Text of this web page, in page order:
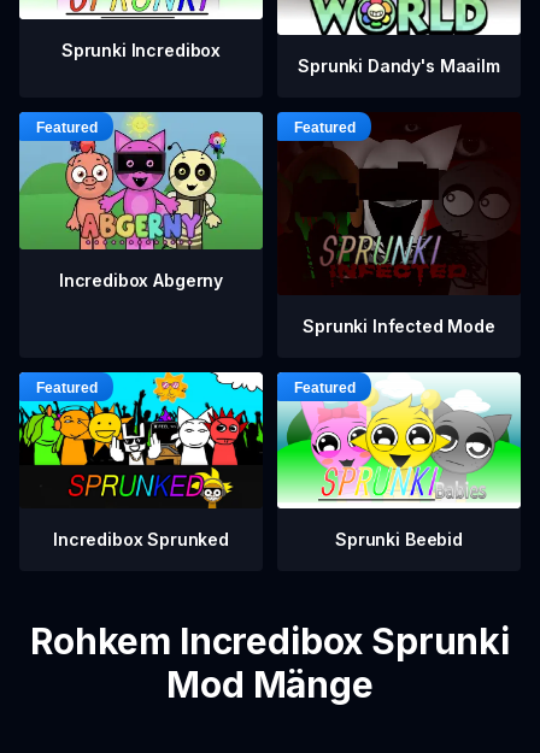
Sprunki Incredibox
Sprunki Dandy's Maailm
Incredibox Abgerny
Sprunki Infected Mode
Incredibox Sprunked Sprunki Beebid
Rohkem Incredibox Sprunki
Mod Mänge